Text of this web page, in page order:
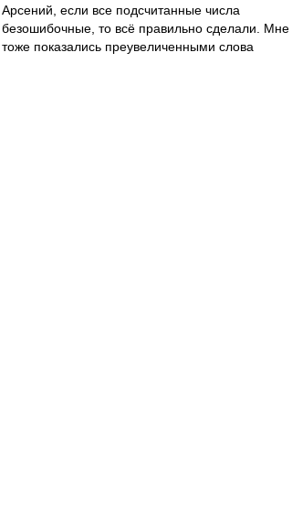
Арсений, если все подсчитанные числа
безошибочные, то всё правильно сделали. Мне
тоже показались преувеличенными слова